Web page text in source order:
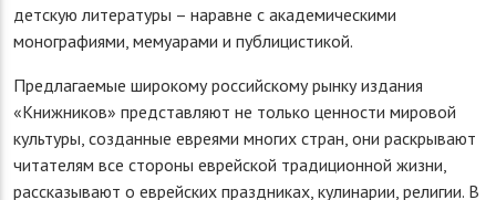
детскую литературы – наравне с академическими
монографиями, мемуарами и публицистикой.
Предлагаемые широкому российскому рынку издания
«Книжников» представляют не только ценности мировой
культуры, созданные евреями многих стран, они раскрывают
читателям все стороны еврейской традиционной жизни,
рассказывают о еврейских праздниках, кулинарии, религии. В